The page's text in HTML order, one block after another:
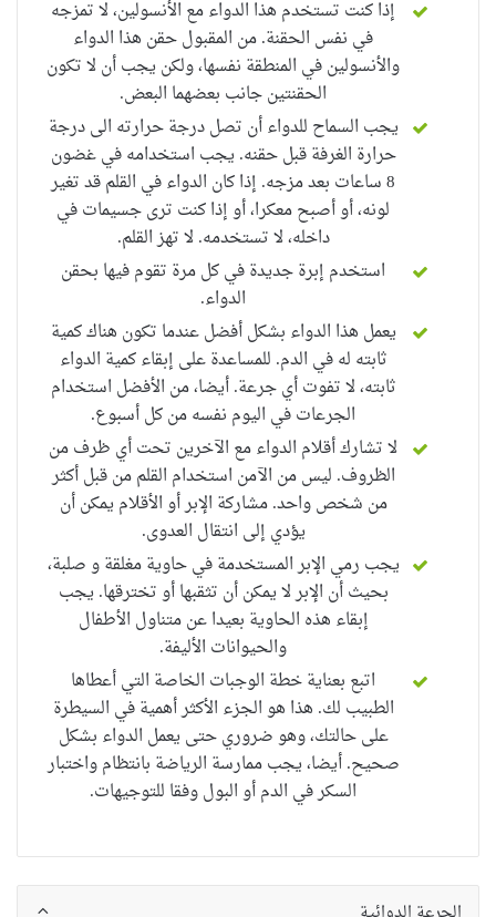
إذا كنت تستخدم هذا الدواء مع الأنسولين، لا تمزجه
في نفس الحقنة. من المقبول حقن هذا الدواء
والأنسولين في المنطقة نفسها، ولكن يجب أن لا تكون
الحقنتين جانب بعضهما البعض.
يجب السماح للدواء أن تصل درجة حرارته الىدرجة
حرارة الغرفة قبل حقنه. يجب استخدامه في غضون
8 ساعات بعد مزجه. إذا كان الدواء
في القلمقد تغير
لونه، أو أصبح معكرا، أو إذا كنت ترى جسيمات في
داخله، لا تستخدمه. لا تهز القلم.
استخدم إبرة جديدة في كل مرة تقوم فيها بحقن
الدواء.
يعمل هذا الدواء بشكل أفضل عندما تكون هناك كمية
ثابته له في الدم. للمساعدة على إبقاء كمية الدواء
ثابته، لا تفوت أي جرعة. أيضا، من الأفضل استخدام
الجرعات في اليوم نفسه من كل أسبوع.
لا تشارك أقلام الدواء مع الآخرين تحت أي ظرف من
الظروف. ليس من الآمن استخدام القلم من قبل أكثر
من شخص واحد. مشاركة الإبر أو الأقلام يمكن أن
يؤدي إلى انتقال العدوى.
يجب رمي الإبر المستخدمة في حاوية مغلقة و صلبة،
بحيث أن الإبر لا يمكن أن تثقبها أو تخترقها. يجب
إبقاء هذه الحاوية بعيدا عن متناول الأطفال
والحيوانات الأليفة.
اتبع بعناية خطة الوجبات الخاصة التي أعطاها
الطبيب لك. هذا هو الجزء الأكثر أهمية في السيطرة
على حالتك، وهو ضروري حتى يعمل الدواء بشكل
صحيح. أيضا، يجب ممارسة الرياضة بانتظام واختبار
السكر في الدم أو البول وفقا للتوجيهات.